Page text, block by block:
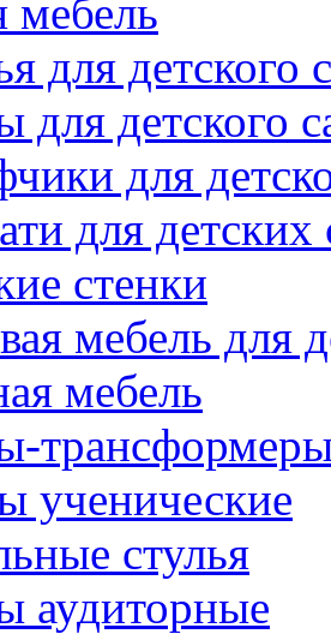
мебель
для детского
для детского
для
для детских
стенки
мебель для
мебель
ученические
стулья
аудиторные